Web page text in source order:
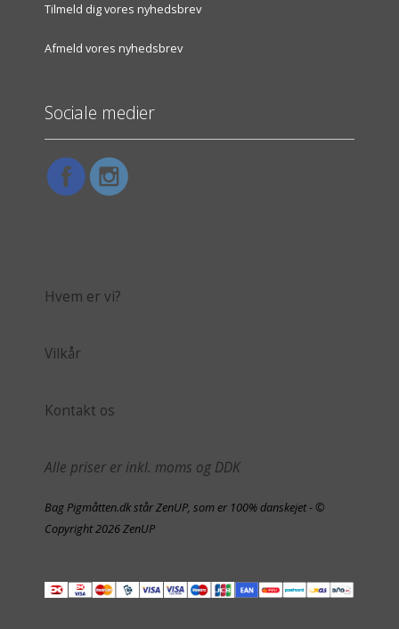
Tilmeld dig vores nyhedsbrev
Afmeld vores nyhedsbrev
Sociale medier
Hvem er vi?
Vilkår
Kontakt os
Alle priser er inkl. moms og DDK
Bag Pigmåtten.dk står ZenUP, som er 100% danskejet - ©
Copyright 2026 ZenUP